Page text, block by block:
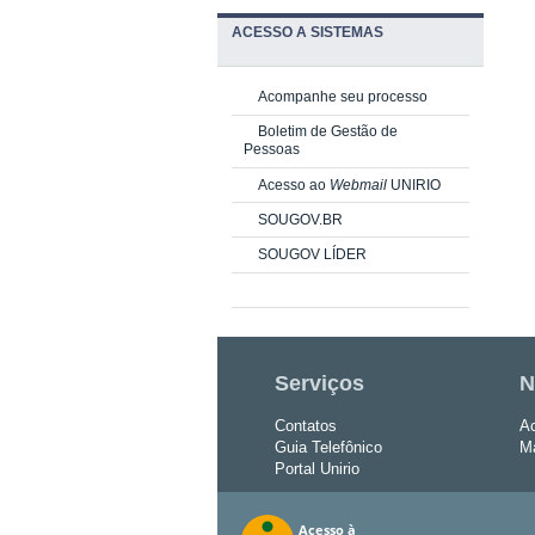
ACESSO A SISTEMAS
Acompanhe seu processo
Boletim de Gestão de
Pessoas
Acesso ao Webmail UNIRIO
SOUGOV.BR
SOUGOV LÍDER
Serviços
Contatos
Guia Telefônico
Portal Unirio